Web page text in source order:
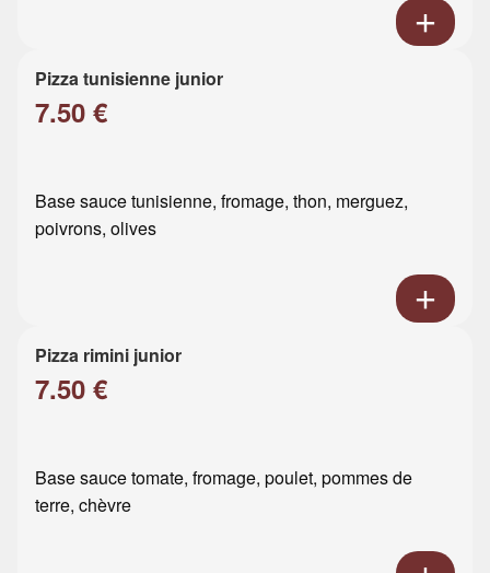
Pizza tunisienne junior
7.50 €
Base sauce tunisienne, fromage, thon, merguez,
poivrons, olives
Pizza rimini junior
7.50 €
Base sauce tomate, fromage, poulet, pommes de
terre, chèvre